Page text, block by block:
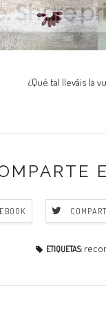
¿Qué tal lleváis la
ETIQUETAS: